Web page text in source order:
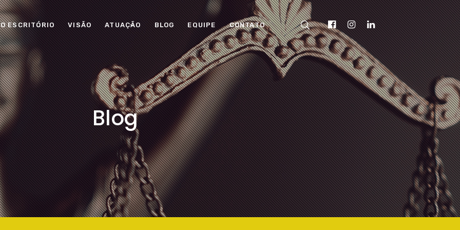
O ESCRITÓRIO VISÃO ATUAÇÃO BLOG EQUIPE CONTATO
Blog